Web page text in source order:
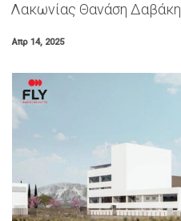
Λακωνίας Θανάση Δαβάκη
Απρ 14, 2025